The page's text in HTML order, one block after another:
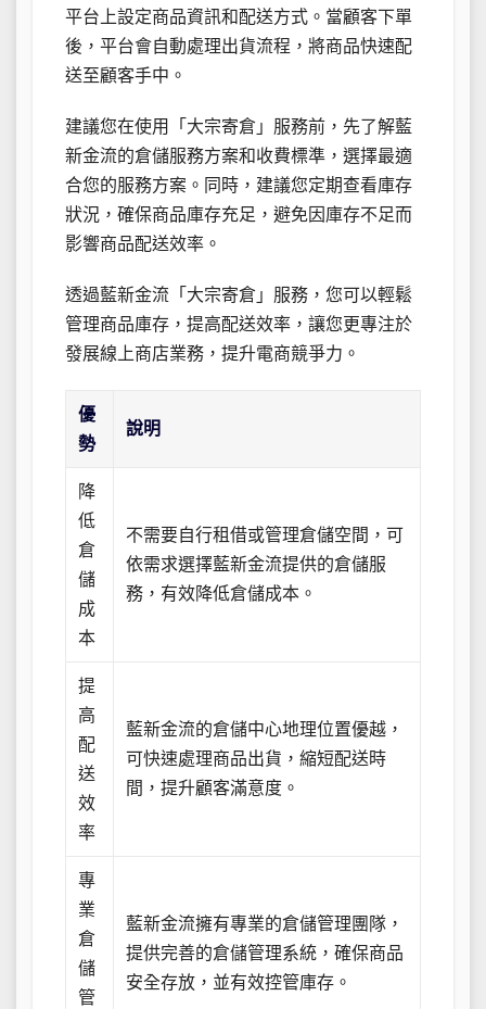
平台上設定商品資訊和配送方式。當顧客下單
後，平台會自動處理出貨流程，將商品快速配
送至顧客手中。
建議您在使用「大宗寄倉」服務前，先了解藍
新金流的倉儲服務方案和收費標準，選擇最適
合您的服務方案。同時，建議您定期查看庫存
狀況，確保商品庫存充足，避免因庫存不足而
影響商品配送效率。
透過藍新金流「大宗寄倉」服務，您可以輕鬆
管理商品庫存，提高配送效率，讓您更專注於
發展線上商店業務，提升電商競爭力。
優
勢
說明
降
低
倉
儲
成
本
不需要自行租借或管理倉儲空間，可
依需求選擇藍新金流提供的倉儲服
務，有效降低倉儲成本。
提
高
配
送
效
率
藍新金流的倉儲中心地理位置優越，
可快速處理商品出貨，縮短配送時
間，提升顧客滿意度。
專
業
倉
儲
管
藍新金流擁有專業的倉儲管理團隊，
提供完善的倉儲管理系統，確保商品
安全存放，並有效控管庫存。